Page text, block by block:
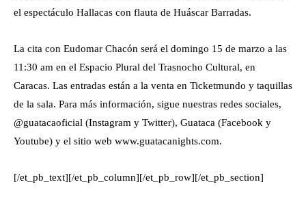
el espectáculo Hallacas con flauta de Huáscar Barradas.
La cita con Eudomar Chacón será el domingo 15 de marzo a las
11:30 am en el Espacio Plural del Trasnocho Cultural, en
Caracas. Las entradas están a la venta en Ticketmundo y taquillas
de la sala. Para más información, sigue nuestras redes sociales,
@guatacaoficial (Instagram y Twitter), Guataca (Facebook y
Youtube) y el sitio web www.guatacanights.com.
[/et_pb_text][/et_pb_column][/et_pb_row][/et_pb_section]